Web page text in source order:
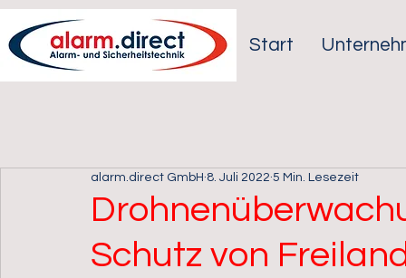
Start
Schutz von
alarm.direct GmbH 8. Juli 2022 5 Min. Lesezeit